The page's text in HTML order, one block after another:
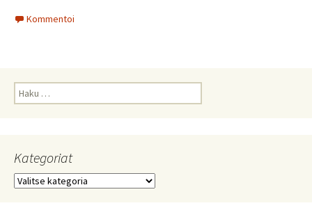
Kommentoi
Haku:
Kategoriat
Kategoriat